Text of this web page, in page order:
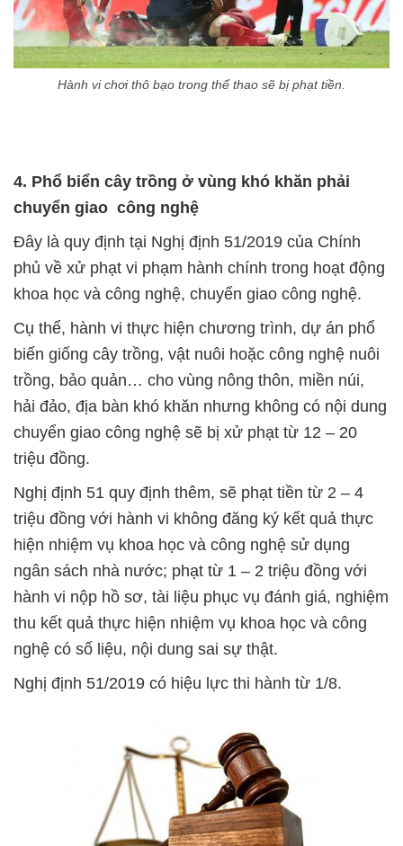
Hành vi chơi thô bạo trong thể thao sẽ bị phạt tiền.
4. Phổ biển cây trồng ở vùng khó khăn phải
chuyển giao công nghệ
Đây là quy định tại Nghị định 51/2019 của Chính
phủ về xử phạt vi phạm hành chính trong hoạt động
khoa học và công nghệ, chuyển giao công nghệ.
Cụ thể, hành vi thực hiện chương trình, dự án phổ
biến giống cây trồng, vật nuôi hoặc công nghệ nuôi
trồng, bảo quản… cho vùng nông thôn, miền núi,
hải đảo, địa bàn khó khăn nhưng không có nội dung
chuyển giao công nghệ sẽ bị xử phạt từ 12 – 20
triệu đồng.
Nghị định 51 quy định thêm, sẽ phạt tiền từ 2 – 4
triệu đồng với hành vi không đăng ký kết quả thực
hiện nhiệm vụ khoa học và công nghệ sử dụng
ngân sách nhà nước; phạt từ 1 – 2 triệu đồng với
hành vi nộp hồ sơ, tài liệu phục vụ đánh giá, nghiệm
thu kết quả thực hiện nhiệm vụ khoa học và công
nghệ có số liệu, nội dung sai sự thật.
Nghị định 51/2019 có hiệu lực thi hành từ 1/8.